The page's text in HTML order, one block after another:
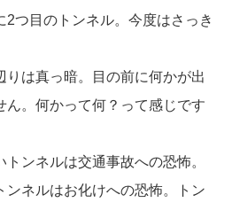
2つ目のトンネル。今度はさっき
りは真っ暗。目の前に何かが出
ん。何かって何？って感じです
ンネルは交通事故への恐怖。
ンネルはお化けへの恐怖。トン